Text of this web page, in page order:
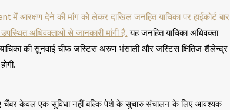
में आरक्षण देने की मांग को लेकर दाखिल जनहित याचिका पर हाईकोर्ट बार
अधिवक्ताओं से जानकारी मांगी है. यह जनहित याचिका अधिवक्ता
याचिका की सुनवाई चीफ जस्टिस अरुण भंसाली और जस्टिस क्षितिज शैलेन्द्र
चैंबर केवल एक सुविधा नहीं बल्कि पेशे के सुचारु संचालन के लिए आवश्यक